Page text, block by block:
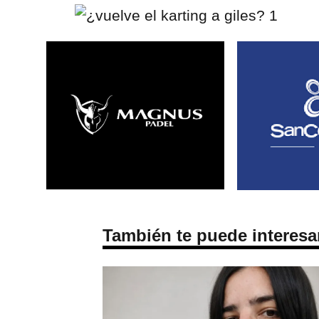
También te puede